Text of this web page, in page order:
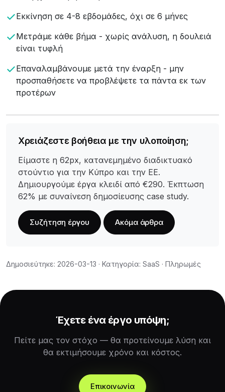
Εκκίνηση σε 4-8 εβδομάδες, όχι σε 6 μήνες
Μετράμε κάθε βήμα - χωρίς ανάλυση, η δουλειά
είναι τυφλή
Επαναλαμβάνουμε μετά την έναρξη - μην
προσπαθήσετε να προβλέψετε τα πάντα εκ των
προτέρων
Χρειάζεστε βοήθεια με την υλοποίηση;
Είμαστε η 62px, κατανεμημένο διαδικτυακό
στούντιο για την Κύπρο και την ΕΕ.
Δημιουργούμε έργα κλειδί από €290. Έκπτωση
62% με συναίνεση δημοσίευσης case study.
Συζήτηση έργου Ακόμα άρθρα
Δημοσιεύτηκε: 2026-03-13 · Κατηγορία: SaaS · Πληρωμές
Έχετε ένα έργο υπόψη;
Πείτε μας τον στόχο — θα προτείνουμε λύση και
θα εκτιμήσουμε χρόνο και κόστος.
Επικοινωνία